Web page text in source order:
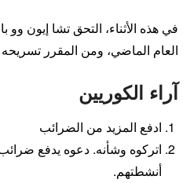
في هذه الأثناء، التحق تشا إيون
العام الماضي، ومن المقرر تسريحه في
آراء الكوريين
ادفع المزيد من الضرائب
اتركوه وشأنه. دعوه يدفع
أنشطتهم.